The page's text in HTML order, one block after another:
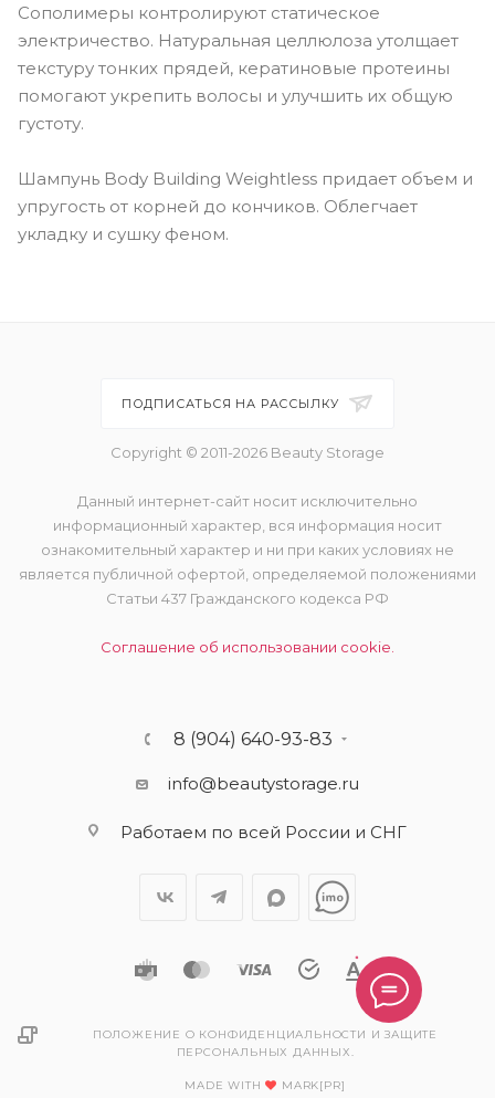
Сополимеры контролируют статическое
электричество. Натуральная целлюлоза утолщает
текстуру тонких прядей, кератиновые протеины
помогают укрепить волосы и улучшить их общую
густоту.
Шампунь Body Building Weightless придает объем и
упругость от корней до кончиков. Облегчает
укладку и сушку феном.
ПОДПИСАТЬСЯ НА РАССЫЛКУ
Copyright © 2011-2026 Beauty Storage
Данный интернет-сайт носит исключительно
информационный характер, вся информация носит
ознакомительный характер и ни при каких условиях не
является публичной офертой, определяемой положениями
Статьи 437 Гражданского кодекса РФ
Соглашение об использовании cookie.
8 (904) 640-93-83
info@beautystorage.ru
Работаем по всей России и СНГ
ПОЛОЖЕНИЕ О КОНФИДЕНЦИАЛЬНОСТИ И ЗАЩИТЕ
ПЕРСОНАЛЬНЫХ ДАННЫХ.
MADE WITH MARK[PR]